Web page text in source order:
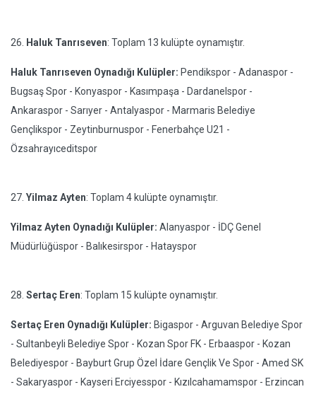
26. Haluk Tanrıseven: Toplam 13 kulüpte oynamıştır.
Haluk Tanrıseven Oynadığı Kulüpler: Pendikspor - Adanaspor -
Bugsaş Spor - Konyaspor - Kasımpaşa - Dardanelspor -
Ankaraspor - Sarıyer - Antalyaspor - Marmaris Belediye
Gençlikspor - Zeytinburnuspor - Fenerbahçe U21 -
Özsahrayıceditspor
27. Yilmaz Ayten: Toplam 4 kulüpte oynamıştır.
Yilmaz Ayten Oynadığı Kulüpler: Alanyaspor - İDÇ Genel
Müdürlüğüspor - Balıkesirspor - Hatayspor
28. Sertaç Eren: Toplam 15 kulüpte oynamıştır.
Sertaç Eren Oynadığı Kulüpler: Bigaspor - Arguvan Belediye Spor
- Sultanbeyli Belediye Spor - Kozan Spor FK - Erbaaspor - Kozan
Belediyespor - Bayburt Grup Özel İdare Gençlik Ve Spor - Amed SK
- Sakaryaspor - Kayseri Erciyesspor - Kızılcahamamspor - Erzincan